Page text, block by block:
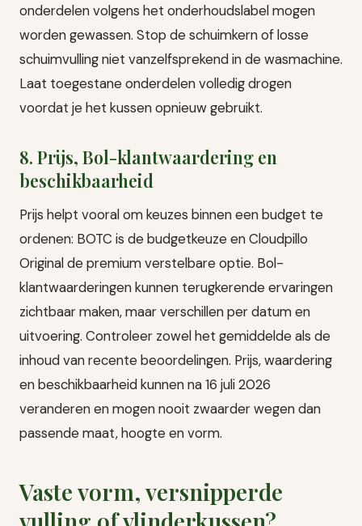
onderdelen volgens het onderhoudslabel mogen
worden gewassen. Stop de schuimkern of losse
schuimvulling niet vanzelfsprekend in de wasmachine.
Laat toegestane onderdelen volledig drogen
voordat je het kussen opnieuw gebruikt.
8. Prijs, Bol-klantwaardering en
beschikbaarheid
Prijs helpt vooral om keuzes binnen een budget te
ordenen: BOTC is de budgetkeuze en Cloudpillo
Original de premium verstelbare optie. Bol-
klantwaarderingen kunnen terugkerende ervaringen
zichtbaar maken, maar verschillen per datum en
uitvoering. Controleer zowel het gemiddelde als de
inhoud van recente beoordelingen. Prijs, waardering
en beschikbaarheid kunnen na 16 juli 2026
veranderen en mogen nooit zwaarder wegen dan
passende maat, hoogte en vorm.
Vaste vorm, versnipperde